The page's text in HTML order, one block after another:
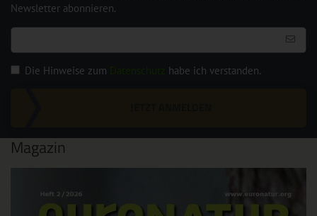
Newsletter abonnieren.
Die Hinweise zum habe ich verstanden.
Magazin